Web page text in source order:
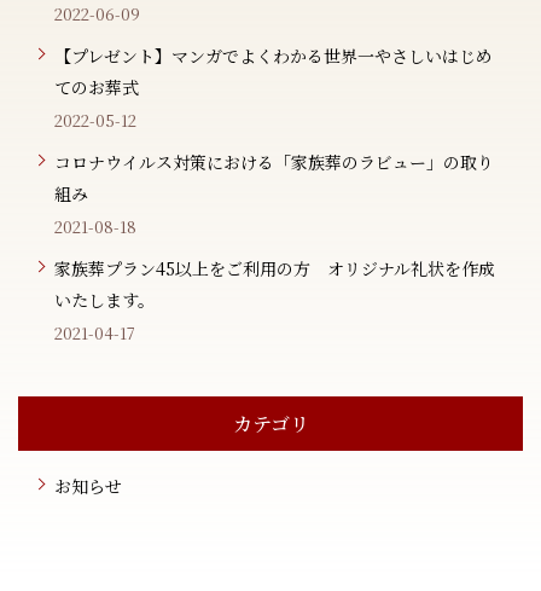
2022-06-09
【プレゼント】マンガでよくわかる世界一やさしいはじめ
てのお葬式
2022-05-12
コロナウイルス対策における「家族葬のラビュー」の取り
組み
2021-08-18
家族葬プラン45以上をご利用の方 オリジナル礼状を作成
いたします。
2021-04-17
カテゴリ
お知らせ